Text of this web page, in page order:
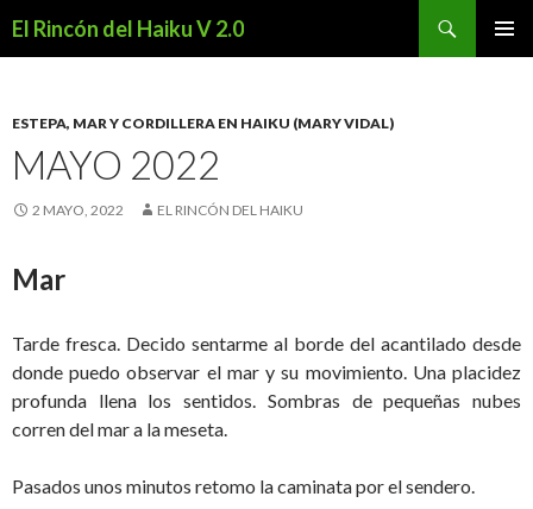
El Rincón del Haiku V 2.0
ESTEPA, MAR Y CORDILLERA EN HAIKU (MARY VIDAL)
MAYO 2022
2 MAYO, 2022 EL RINCÓN DEL HAIKU
Mar
Tarde fresca. Decido sentarme al borde del acantilado desde
donde puedo observar el mar y su movimiento. Una placidez
profunda llena los sentidos. Sombras de pequeñas nubes
corren del mar a la meseta.
Pasados unos minutos retomo la caminata por el sendero.